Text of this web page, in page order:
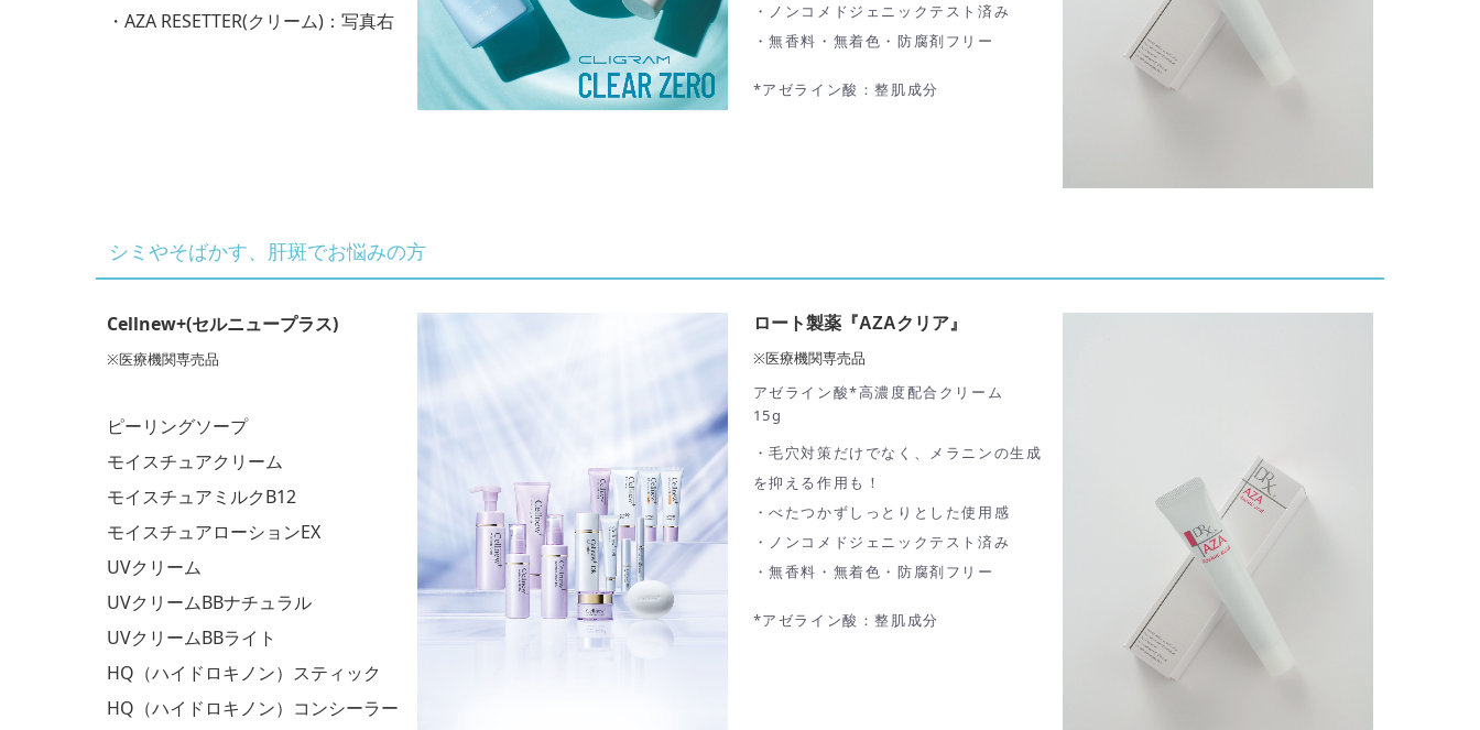
・AZA RESETTER(クリーム)：写真右
・ ノンコメドジェニックテスト済み
・無香料・無着色・防腐剤フリー
*アゼライン酸：整肌成分
シミやそばかす、肝斑でお悩みの方
Cellnew+(セルニュープラス)
※医療機関専売品
ピーリングソープ
モイスチュアクリーム
モイスチュアミルクB12
モイスチュアローションEX
UVクリーム
UVクリームBBナチュラル
UVクリームBBライト
HQ（ハイドロキノン）スティック
HQ（ハイドロキノン）コンシーラー
ロート製薬『AZAクリア』
※医療機関専売品
アゼライン酸*高濃度配合クリーム
15g
・毛穴対策だけでなく、メラニンの生成
を抑える作用も！
・べたつかずしっとりとした使用感
・ ノンコメドジェニックテスト済み
・無香料・無着色・防腐剤フリー
*アゼライン酸：整肌成分